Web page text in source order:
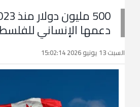
دعمها الإنساني
السبت 13 يونيو 2026 15:02:14